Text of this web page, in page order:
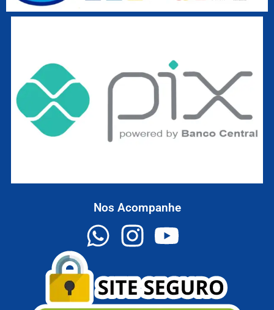
Nos Acompanhe